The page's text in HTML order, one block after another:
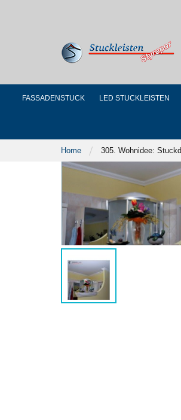
FASSADENSTUCK LED STUCKLEISTEN
Home 305. Wohnidee: